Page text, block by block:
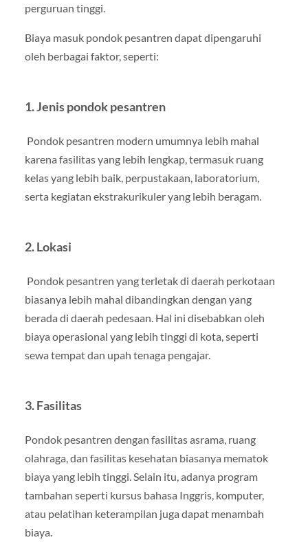
perguruan tinggi.
Biaya masuk pondok pesantren dapat dipengaruhi
oleh berbagai faktor, seperti:
1. Jenis pondok pesantren
Pondok pesantren modern umumnya lebih mahal
karena fasilitas yang lebih lengkap, termasuk ruang
kelas yang lebih baik, perpustakaan, laboratorium,
serta kegiatan ekstrakurikuler yang lebih beragam.
2. Lokasi
Pondok pesantren yang terletak di daerah perkotaan
biasanya lebih mahal dibandingkan dengan yang
berada di daerah pedesaan. Hal ini disebabkan oleh
biaya operasional yang lebih tinggi di kota, seperti
sewa tempat dan upah tenaga pengajar.
3. Fasilitas
Pondok pesantren dengan fasilitas asrama, ruang
olahraga, dan fasilitas kesehatan biasanya mematok
biaya yang lebih tinggi. Selain itu, adanya program
tambahan seperti kursus bahasa Inggris, komputer,
atau pelatihan keterampilan juga dapat menambah
biaya.